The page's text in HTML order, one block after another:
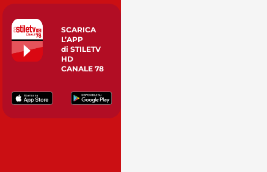
SCARICA
L’APP
di STILETV
HD
CANALE 78